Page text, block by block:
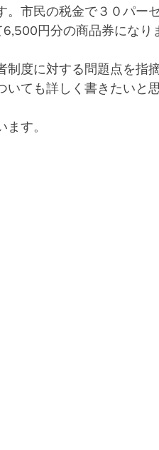
。市民の税金で３０パー
円分の商品券になり
度に対する問題点を指
ても詳しく書きたいと思
す。